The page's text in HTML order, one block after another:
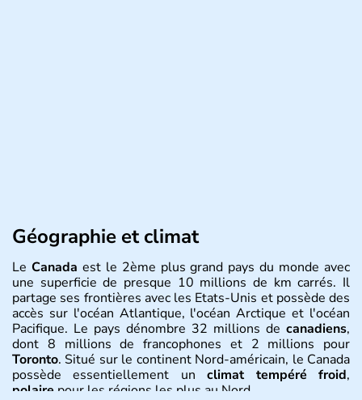
Géographie et climat
Le Canada est le 2ème plus grand pays du monde avec
une superficie de presque 10 millions de km carrés. Il
partage ses frontières avec les Etats-Unis et possède des
accès sur l'océan Atlantique, l'océan Arctique et l'océan
Pacifique. Le pays dénombre 32 millions de canadiens,
dont 8 millions de francophones et 2 millions pour
Toronto. Situé sur le continent Nord-américain, le Canada
possède essentiellement unclimat tempéré froid,
polaire pour les régions les plus au Nord.